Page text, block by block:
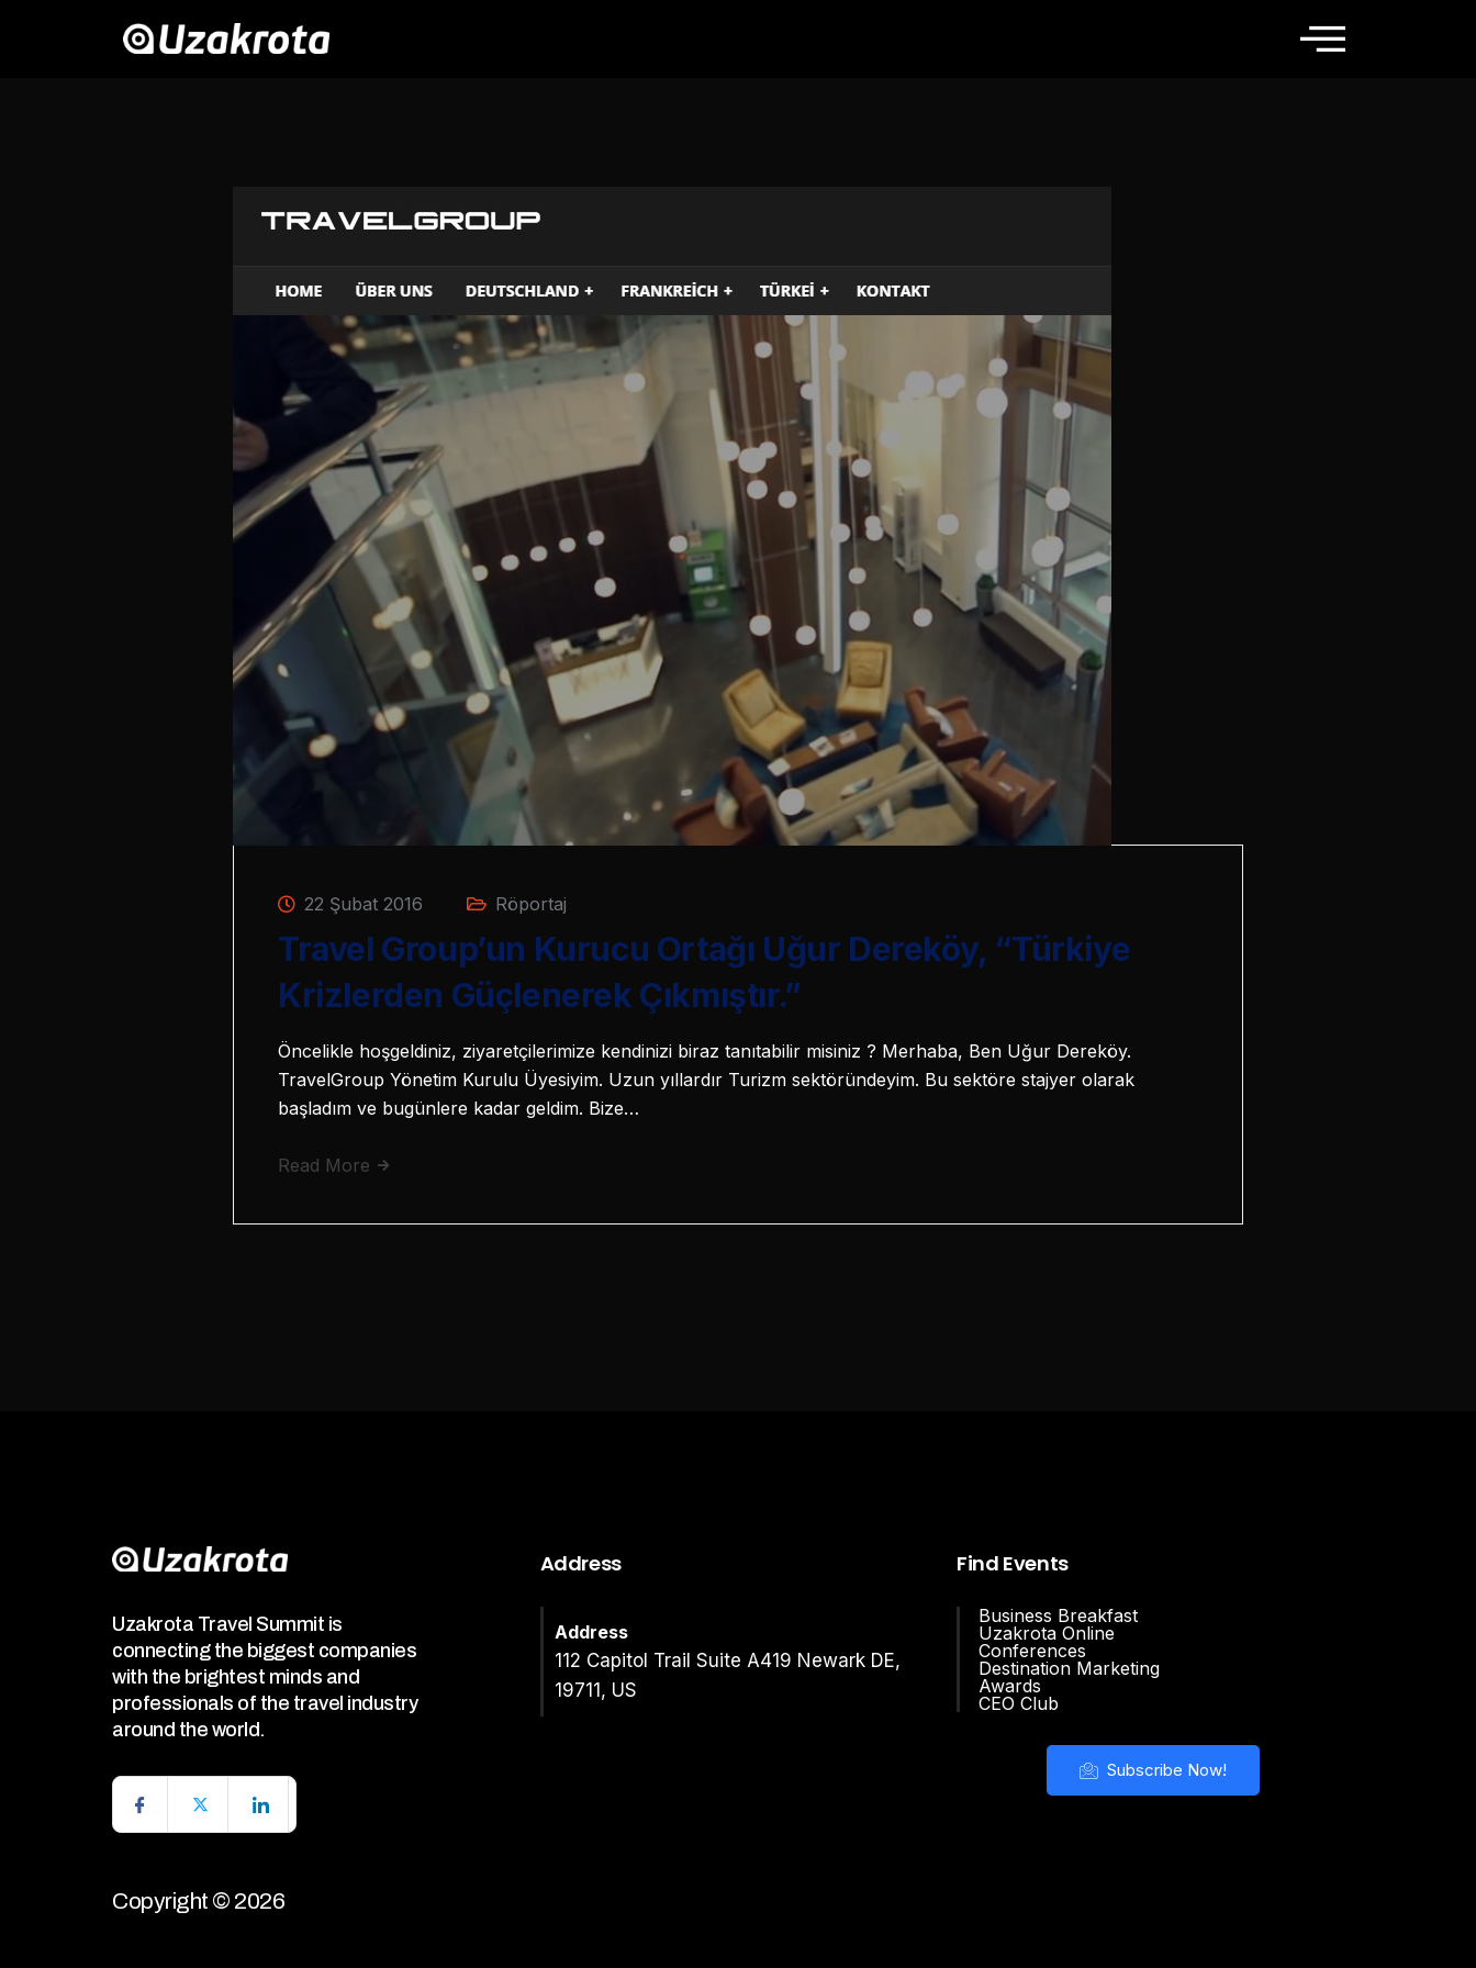
22 Şubat 2016 Röportaj
Travel Group’un Kurucu Ortağı Uğur Dereköy, “Türkiye
Krizlerden Güçlenerek Çıkmıştır.”
Öncelikle hoşgeldiniz, ziyaretçilerimize kendinizi biraz tanıtabilir misiniz ? Merhaba, Ben Uğur Dereköy.
TravelGroup Yönetim Kurulu Üyesiyim. Uzun yıllardır Turizm sektöründeyim. Bu sektöre stajyer olarak
başladım ve bugünlere kadar geldim. Bize…
Read More
Uzakrota Travel Summit is
connecting the biggest companies
with the brightest minds and
professionals of the travel industry
around the world.
Copyright © 2026
Address
Address
112 Capitol Trail Suite A419 Newark DE,
19711, US
Find Events
Business Breakfast
Uzakrota Online
Conferences
Destination Marketing
Awards
CEO Club
Subscribe Now!